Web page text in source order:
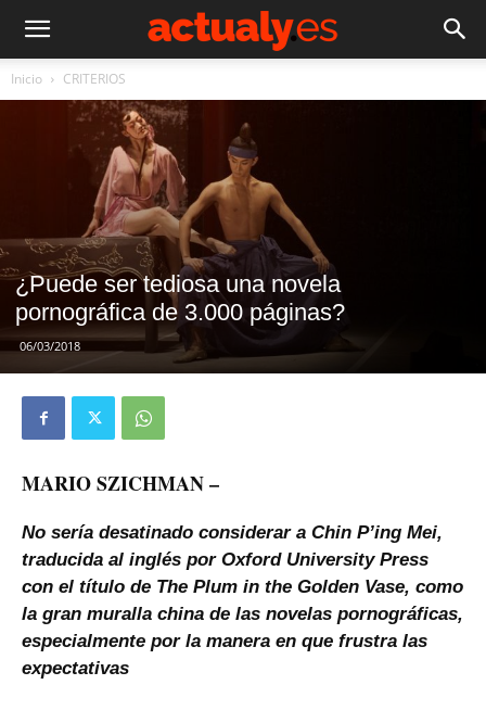
Inicio CRITERIOS
¿Puede ser tediosa una novela
pornográfica de 3.000 páginas?
06/03/2018
MARIO SZICHMAN –
No sería desatinado considerar a Chin P’ing Mei,
traducida al inglés por Oxford University Press
con el título de The Plum in the Golden Vase, como
la gran muralla china de las novelas pornográficas,
especialmente por la manera en que frustra las
expectativas